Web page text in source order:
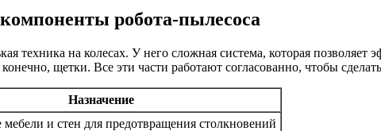
робота-пылесоса
техника на колесах. У него сложная система, которая
щетки. Все эти части работают согласованно, чтобы
Назначение
и стен для предотвращения столкновений